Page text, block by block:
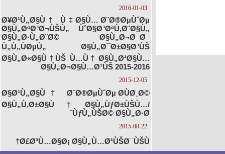
2016-01-03
Ø¥Ø¹Ù„Ø§Ù† Ù‡Ø§Ù… Ø¨Ø®ØµÙˆØµ
Ø§Ù„ØªØ³Ø¬ÙŠÙ„ ÙˆØ§Ø³ØªÙ‚Ø¨Ø§Ù„
Ø§Ù„Ø·Ù„Ø¨Ø© Ø§Ù„Ø¬Ø¯Ø¯
Ù„Ù„ÙØµÙ„ Ø§Ù„Ø¯Ø±Ø§Ø³ÙŠ
Ø§Ù„Ø«Ø§Ù†ÙŠ Ù…Ù† Ø§Ù„Ø¹Ø§Ù…
Ø§Ù„Ø¬Ø§Ù…Ø¹ÙŠ 2015-2016
2015-12-05
Ø§Ø¹Ù„Ø§Ù† Ø¨Ø®ØµÙˆØµ Ø­ÙØ¸Ø©
Ø§Ù„Ù‚Ø±Ø§Ù† Ø§Ù„ÙƒØ±ÙŠÙ…/
ÙƒÙ„ÙŠØ© Ø§Ù„Ø·Ø¨
2015-08-22
Ø£Ø³Ù…Ø§Ø¡ Ø§Ù„Ù…Ø¹ÙŠØ¯ÙŠÙ†